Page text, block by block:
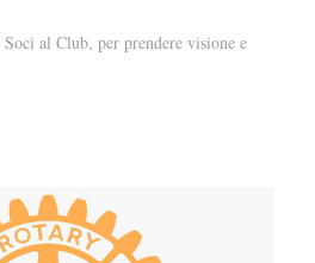
al Club, per prendere visione e